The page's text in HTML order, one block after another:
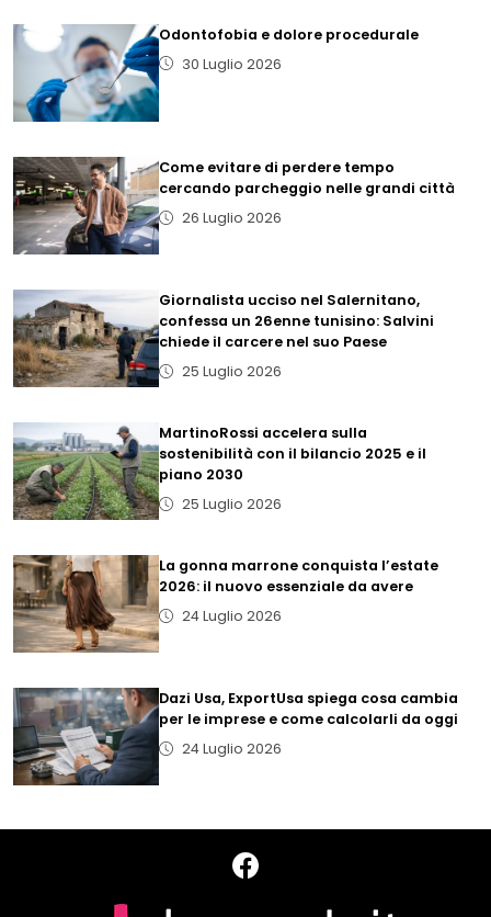
Odontofobia e dolore procedurale
30 Luglio 2026
Come evitare di perdere tempo
cercando parcheggio nelle grandi città
26 Luglio 2026
Giornalista ucciso nel Salernitano,
confessa un 26enne tunisino: Salvini
chiede il carcere nel suo Paese
25 Luglio 2026
MartinoRossi accelera sulla
sostenibilità con il bilancio 2025 e il
piano 2030
25 Luglio 2026
La gonna marrone conquista l’estate
2026: il nuovo essenziale da avere
24 Luglio 2026
Dazi Usa, ExportUsa spiega cosa cambia
per le imprese e come calcolarli da oggi
24 Luglio 2026